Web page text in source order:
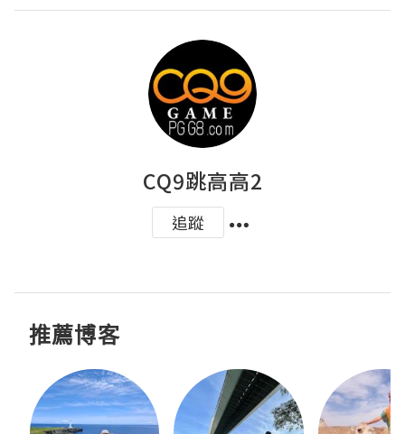
CQ9跳高高2
追蹤
推薦博客